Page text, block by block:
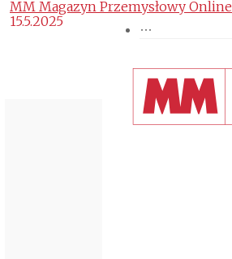
MM Magazyn Przemysłowy Online
15.5.2025